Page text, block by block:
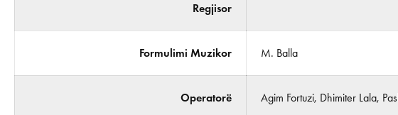
Regjisor
Formulimi Muzikor M. Balla
Operatorë Agim Fortuzi, Dhimiter Lala,